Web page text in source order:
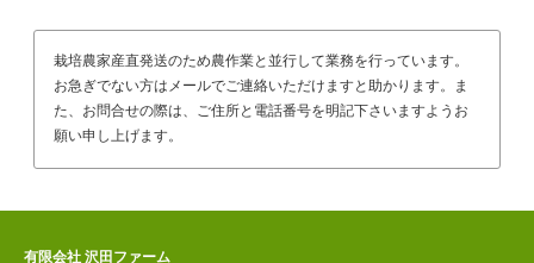
栽培農家産直発送のため農作業と並行して業務を行っています。
お急ぎでない方はメールでご連絡いただけますと助かります。ま
た、お問合せの際は、ご住所と電話番号を明記下さいますようお
願い申し上げます。
有限会社 沢田ファーム